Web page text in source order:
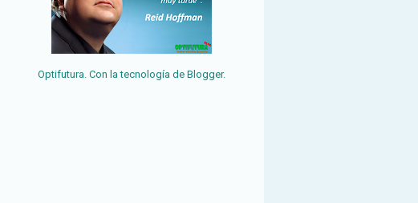
Optifutura. Con la tecnología de Blogger.